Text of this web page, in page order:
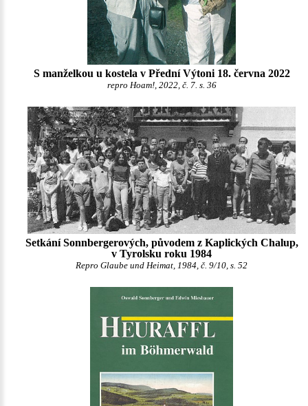
S manželkou u kostela v Přední Výtoni 18. června 2022
repro Hoam!, 2022, č. 7. s. 36
Setkání Sonnbergerových, původem z Kaplických Chalup,
v Tyrolsku roku 1984
Repro Glaube und Heimat, 1984, č. 9/10, s. 52